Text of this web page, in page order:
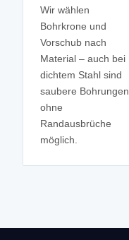
Wir wählen
Bohrkrone und
Vorschub nach
Material – auch bei
dichtem Stahl sind
saubere Bohrungen
ohne
Randausbrüche
möglich.